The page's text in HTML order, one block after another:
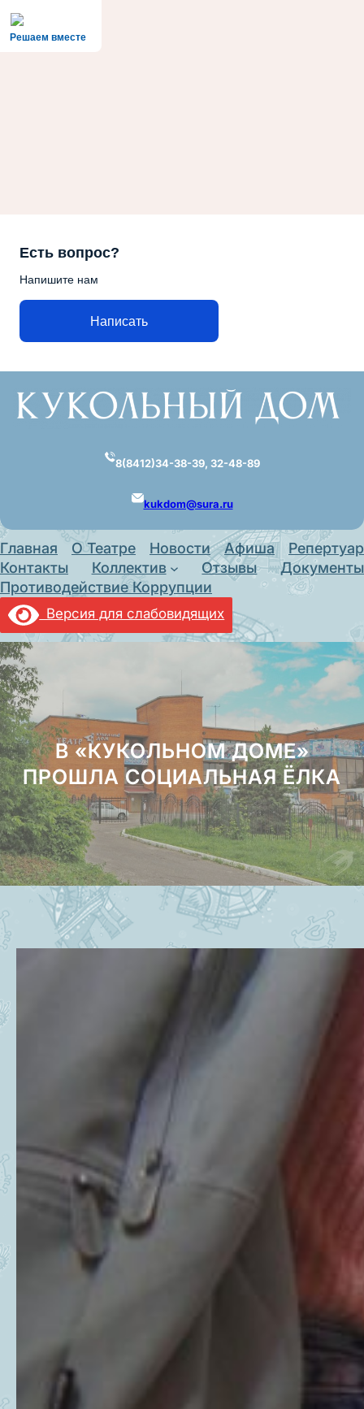
Решаем вместе
Есть вопрос?
Напишите нам
Написать
содержимому
8(8412)34-38-39, 32-48-89
kukdom@sura.ru
Главная О Театре Новости Афиша
Репертуар
Контакты
Коллектив Отзывы
Документы
Противодействие Коррупции
Версия для слабовидящих
В «КУКОЛЬНОМ ДОМЕ»
ПРОШЛА СОЦИАЛЬНАЯ ЁЛКА